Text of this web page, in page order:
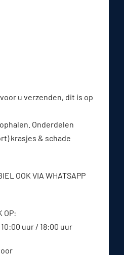
u verzenden, dit is op
Onderdelen
krasjes & schade
OOK VIA WHATSAPP
OP:
uur / 18:00 uur